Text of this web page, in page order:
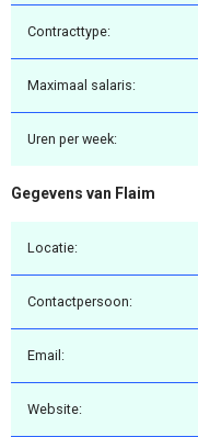
Contracttype:
Maximaal salaris:
Uren per week:
Gegevens van Flaim
Locatie:
Contactpersoon:
Email:
Website: